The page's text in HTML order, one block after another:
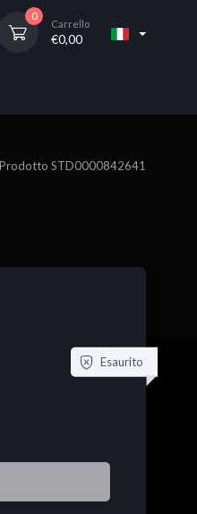
0
Carrello
€0,00
Prodotto STD0000842641
Esaurito